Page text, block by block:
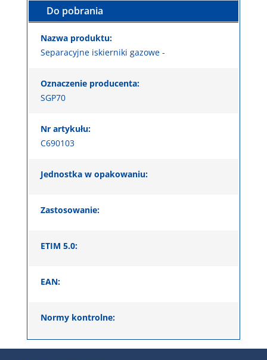
Do pobrania
Nazwa produktu:
Separacyjne iskierniki gazowe -
Oznaczenie producenta:
SGP70
Nr artykułu:
C690103
Jednostka w opakowaniu:
Zastosowanie:
ETIM 5.0:
EAN:
Normy kontrolne: